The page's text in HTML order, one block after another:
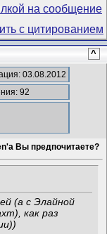
^
03.08.2012
92
Вы предпочитаете?
(а с Элайной
как раз